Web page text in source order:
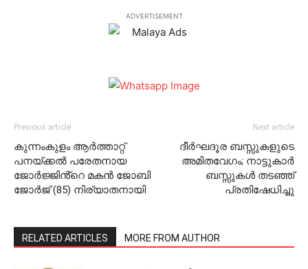
ADVERTISEMENT
Previous article
കുന്നംകുളം ആർത്താറ്റ്
പനയ്ക്കൽ പരേതനായ
ജോർജ്ജിൻ്റെ മകൻ ജോബി
ജോർജ് (85) നിര്യാതനായി
Next article
ദീര്‍ഘദൂര ബസ്സുകളുടെ
അമിതവേഗം; നാട്ടുകാര്‍
ബസ്സുകള്‍ തടഞ്ഞ്
പ്രതിഷേധിച്ചു
RELATED ARTICLES MORE FROM AUTHOR